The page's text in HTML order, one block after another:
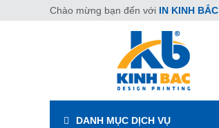
Chào mừng bạn đến với IN KINH BẮC
DANH MỤC DỊCH VỤ